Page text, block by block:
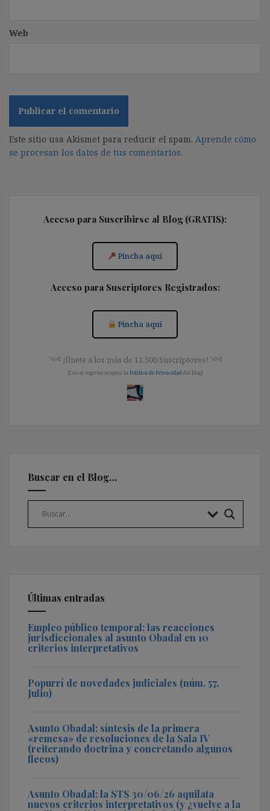
Web
Este sitio usa Akismet para reducir el spam. Aprende cómo
se procesan los datos de tus comentarios.
Acceso para Suscribirse al Blog (GRATIS):
Pincha aquí
Acceso para Suscriptores Registrados:
Pincha aquí
༺ ¡Únete a los más de 11.500 Suscriptores! ༺
[Con el registro aceptas la Política de Privacidad del blog]
Buscar en el Blog…
Últimas entradas
Empleo público temporal: las reacciones
jurisdiccionales al asunto Obadal en 10
criterios interpretativos
Popurrí de novedades judiciales (núm. 57,
Julio)
Asunto Obadal: síntesis de la primera
«remesa» de resoluciones de la Sala IV
(reiterando doctrina y concretando algunos
flecos)
Asunto Obadal: la STS 30/06/26 aquilata
nuevos criterios interpretativos (y ¿vuelve a la